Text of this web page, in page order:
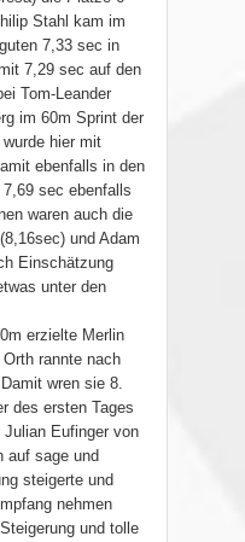
Stahl kam im
7,33 sec in
7,29 sec auf den
Tom-Leander
im 60m Sprint der
hier mit
ebenfalls in den
sec ebenfalls
waren auch die
und Adam
Einschätzung
unter den
erzielte Merlin
rannte nach
wren sie 8.
des ersten Tages
Eufinger von
auf sage und
steigerte und
nehmen
und tolle